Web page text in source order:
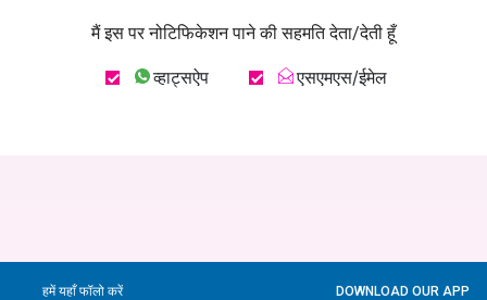
मैं इस पर नोटिफिकेशन पाने की सहमति देता/देती हूँ
व्हाट्सऐप एसएमएस/ईमेल
हमें यहाँ फॉलो करें DOWNLOAD OUR APP